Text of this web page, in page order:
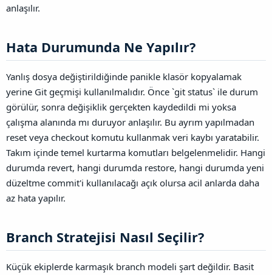
anlaşılır.
Hata Durumunda Ne Yapılır?​
Yanlış dosya değiştirildiğinde panikle klasör kopyalamak
yerine Git geçmişi kullanılmalıdır. Önce `git status` ile durum
görülür, sonra değişiklik gerçekten kaydedildi mi yoksa
çalışma alanında mı duruyor anlaşılır. Bu ayrım yapılmadan
reset veya checkout komutu kullanmak veri kaybı yaratabilir.
Takım içinde temel kurtarma komutları belgelenmelidir. Hangi
durumda revert, hangi durumda restore, hangi durumda yeni
düzeltme commit'i kullanılacağı açık olursa acil anlarda daha
az hata yapılır.
Branch Stratejisi Nasıl Seçilir?​
Küçük ekiplerde karmaşık branch modeli şart değildir. Basit